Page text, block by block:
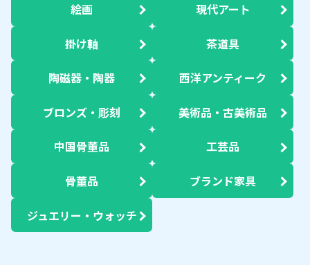
絵画 現代アート
掛け軸 茶道具
陶磁器・陶器 西洋アンティーク
ブロンズ・彫刻 美術品・古美術品
中国骨董品 工芸品
骨董品 ブランド家具
ジュエリー・ウォッチ